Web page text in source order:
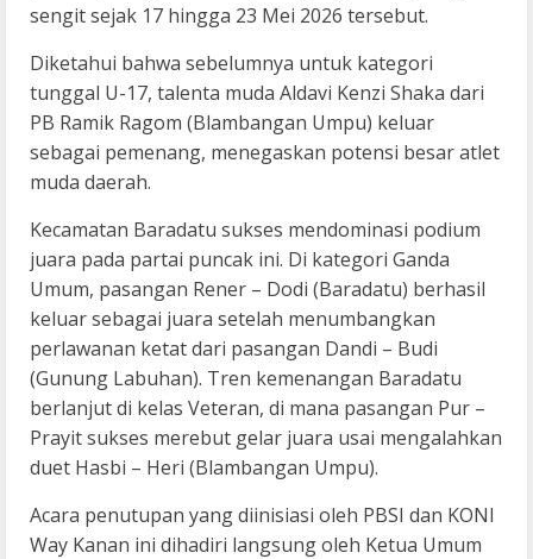
sengit sejak 17 hingga 23 Mei 2026 tersebut.
Diketahui bahwa sebelumnya untuk kategori
tunggal U-17, talenta muda Aldavi Kenzi Shaka dari
PB Ramik Ragom (Blambangan Umpu) keluar
sebagai pemenang, menegaskan potensi besar atlet
muda daerah.
Kecamatan Baradatu sukses mendominasi podium
juara pada partai puncak ini. Di kategori Ganda
Umum, pasangan Rener – Dodi (Baradatu) berhasil
keluar sebagai juara setelah menumbangkan
perlawanan ketat dari pasangan Dandi – Budi
(Gunung Labuhan). Tren kemenangan Baradatu
berlanjut di kelas Veteran, di mana pasangan Pur –
Prayit sukses merebut gelar juara usai mengalahkan
duet Hasbi – Heri (Blambangan Umpu).
Acara penutupan yang diinisiasi oleh PBSI dan KONI
Way Kanan ini dihadiri langsung oleh Ketua Umum